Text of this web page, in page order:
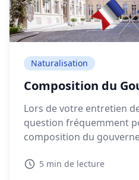
Naturalisation
Composition du
Lors de votre entretien
question fréquemment
composition du
gouvernement actuelle
5 min de lecture